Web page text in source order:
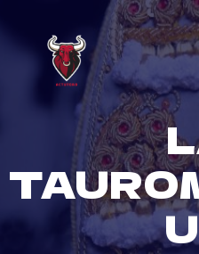
content